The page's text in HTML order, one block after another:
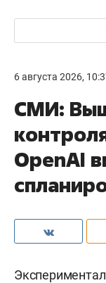
6 августа 2026,
СМИ:
OpenAI